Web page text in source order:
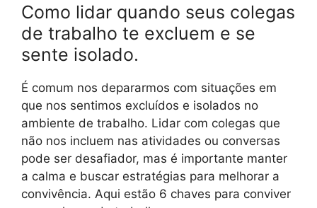
Como lidar quando seus colegas
de trabalho te excluem e se
sente isolado.
É comum nos depararmos com situações em
que nos sentimos excluídos e isolados no
ambiente de trabalho. Lidar com colegas que
não nos incluem nas atividades ou conversas
pode ser desafiador, mas é importante manter
a calma e buscar estratégias para melhorar a
convivência. Aqui estão 6 chaves para conviver